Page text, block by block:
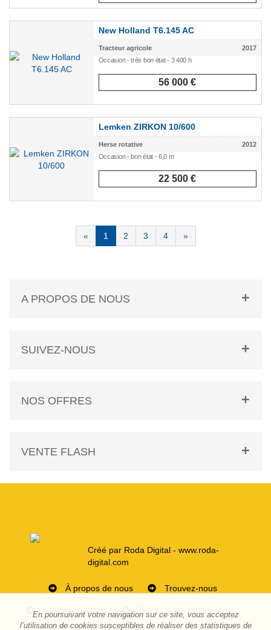
En poursuivant votre navigation sur ce site, vous acceptez
l’utilisation de cookies susceptibles de réaliser des statistiques de
New Holland T6.145 AC
Tracteur agricole
2017
Occasion - très bon état - 3 400 h
56 000 €
Lemken ZIRKON 10/600
Herse rotative
2012
Occasion - bon état - 6,0 m
22 500 €
« 1 2 3 4 »
A PROPOS DE NOUS
SUIVEZ-NOUS
NOS OFFRES
VENTE FLASH
Créé par Roda Digital - www.roda-
digital.com
À propos de nous Trouvez-nous
Mentions légales Politique de confidentialité